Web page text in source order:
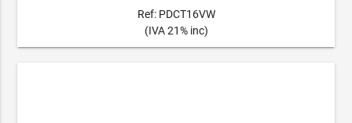
Ref: PDCT16VW
(IVA 21% inc)